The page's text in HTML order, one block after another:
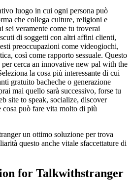
luogo in cui ogni persona può
che collega culture, religioni e
sei veramente come tu troverai
di soggetti con altri affini clienti,
preoccupazioni come videogiochi,
così come rapporto sessuale. Questo
cerca an innovative new pal with the
la cosa più interessante di cui
gratuito bacheche o generazione
mai quello sarà successivo, forse tu
site to speak, socialize, discover
cosa può fare vita molto di più
un ottimo soluzione per trova
questo anche vitale sfaccettature di
for Talkwithstranger